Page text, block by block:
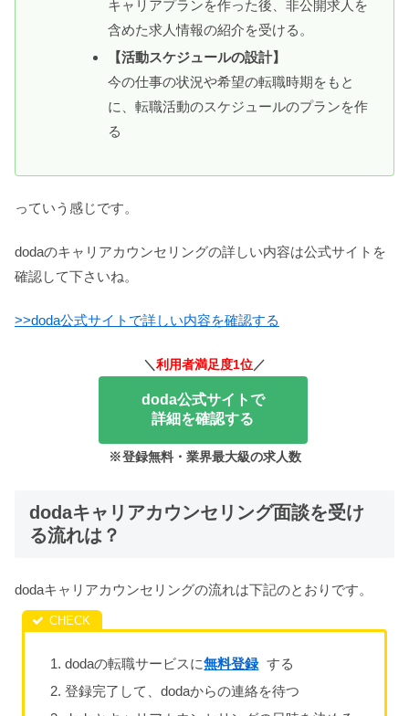
キャリアプランを作った後、非公開求人を
含めた求人情報の紹介を受ける。
【活動スケジュールの設計】
今の仕事の状況や希望の転職時期をもと
に、転職活動のスケジュールのプランを作
る
っていう感じです。
dodaのキャリアカウンセリングの詳しい内容は公式サイトを
確認して下さいね。
>>doda公式サイトで詳しい内容を確認する
＼利用者満足度1位／
doda公式サイトで
詳細を確認する
※登録無料・業界最大級の求人数
dodaキャリアカウンセリング面談を受け
る流れは？
dodaキャリアカウンセリングの流れは下記のとおりです。
dodaの転職サービスに無料登録 する
登録完了して、dodaからの連絡を待つ